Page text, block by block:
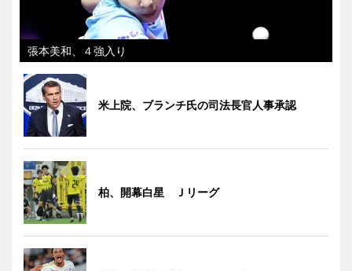
張本美和、４強入り
米上院、ブランチ氏の司法長官人事承認
柏、開幕白星 Ｊリーグ